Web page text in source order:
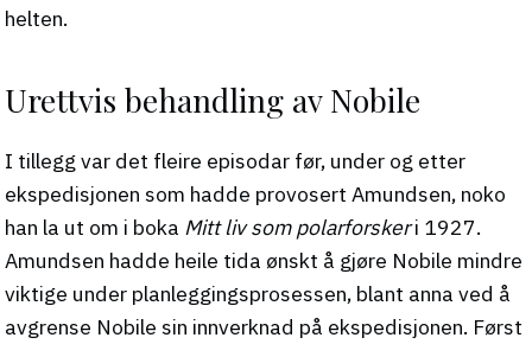
helten.
Urettvis behandling av Nobile
I tillegg var det fleire episodar før, under og etter
ekspedisjonen som hadde provosert Amundsen, noko
han la ut om i boka Mitt liv som polarforskeri 1927.
Amundsen hadde heile tida ønskt å gjøre Nobile mindre
viktige under planleggingsprosessen, blant anna ved å
avgrense Nobile sin innverknad på ekspedisjonen. Først